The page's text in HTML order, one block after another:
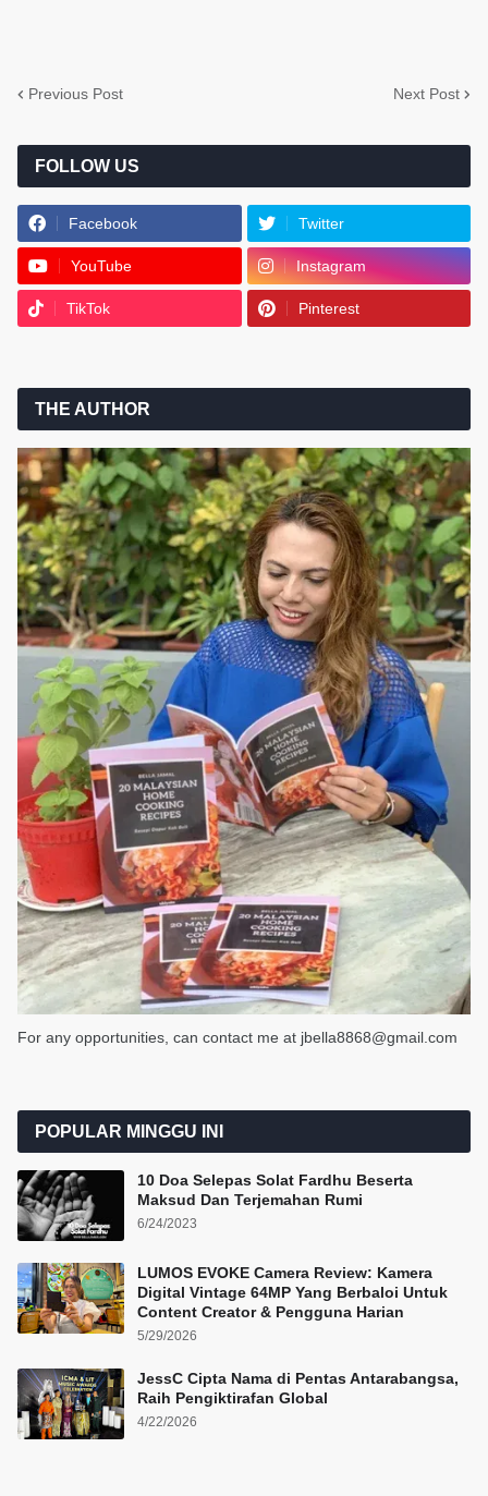
Previous Post Next Post
FOLLOW US
Facebook Twitter
YouTube Instagram
TikTok Pinterest
THE AUTHOR
For any opportunities, can contact me at jbella8868@gmail.com
POPULAR MINGGU INI
10 Doa Selepas Solat Fardhu Beserta
Maksud Dan Terjemahan Rumi
6/24/2023
LUMOS EVOKE Camera Review: Kamera
Digital Vintage 64MP Yang Berbaloi Untuk
Content Creator & Pengguna Harian
5/29/2026
JessC Cipta Nama di Pentas Antarabangsa,
Raih Pengiktirafan Global
4/22/2026